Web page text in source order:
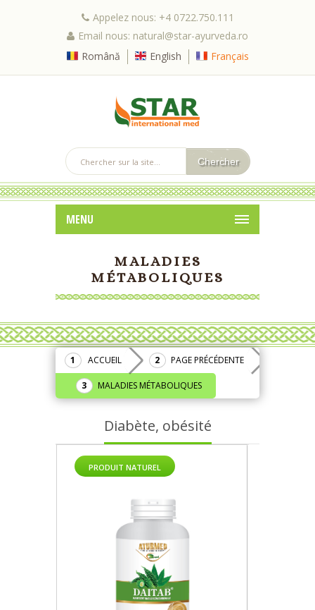
Appelez nous: +4 0722.750.111
Email nous: natural@star-ayurveda.ro
Română
English Français
MENU
MALADIES
MÉTABOLIQUES
ACCUEIL PAGE PRÉCÉDENTE
MALADIES MÉTABOLIQUES
Diabète, obésité
PRODUIT NATUREL